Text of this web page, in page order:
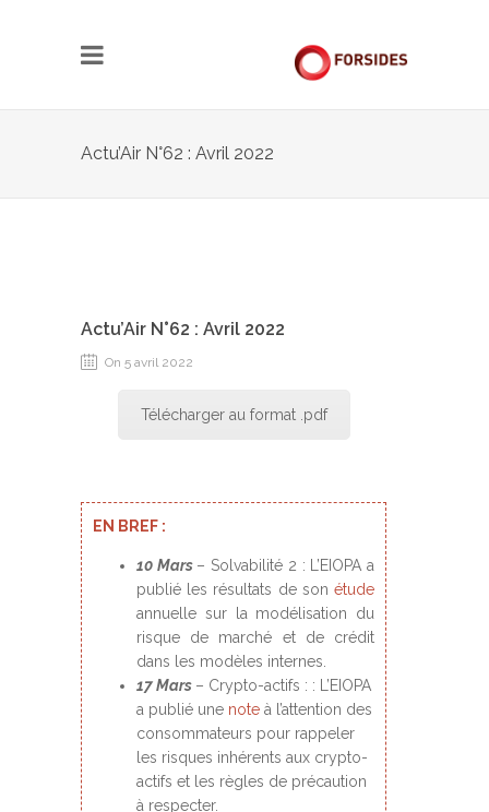
Actu’Air N°62 : Avril 2022
Actu’Air N°62 : Avril 2022
On 5 avril 2022
Télécharger au format .pdf
EN BREF :
10 Mars – Solvabilité 2 : L’EIOPA a
publié les résultats de son étude
annuelle sur la modélisation du
risque de marché et de crédit
dans les modèles internes.
17 Mars – Crypto-actifs : : L’EIOPA
a publié une note à l’attention des
consommateurs pour rappeler
les risques inhérents aux crypto-
actifs et les règles de précaution
à respecter.